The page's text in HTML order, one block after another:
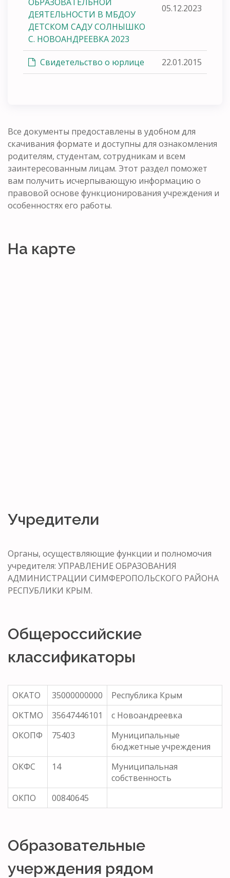
ДЕЯТЕЛЬНОСТИ В МБДОУ
ДЕТСКОМ САДУ СОЛНЫШКО
С. НОВОАНДРЕЕВКА 2023
05.12.2023
Свидетельство о юрлице 22.01.2015
Все документы предоставлены в удобном для
скачивания формате и доступны для ознакомления
родителям, студентам, сотрудникам и всем
заинтересованным лицам. Этот раздел поможет
вам получить исчерпывающую информацию о
правовой основе функционирования учреждения и
особенностях его работы.
На карте
Учредители
Органы, осуществляющие функции и полномочия
учредителя: УПРАВЛЕНИЕ ОБРАЗОВАНИЯ
АДМИНИСТРАЦИИ СИМФЕРОПОЛЬСКОГО РАЙОНА
РЕСПУБЛИКИ КРЫМ.
Общероссийские
классификаторы
ОКАТО 35000000000
Республика Крым
ОКТМО
35647446101
с Новоандреевка
ОКОПФ
75403
Муниципальные
бюджетные учреждения
ОКФС
14
Муниципальная
собственность
ОКПО
00840645
Образовательные
учерждения рядом